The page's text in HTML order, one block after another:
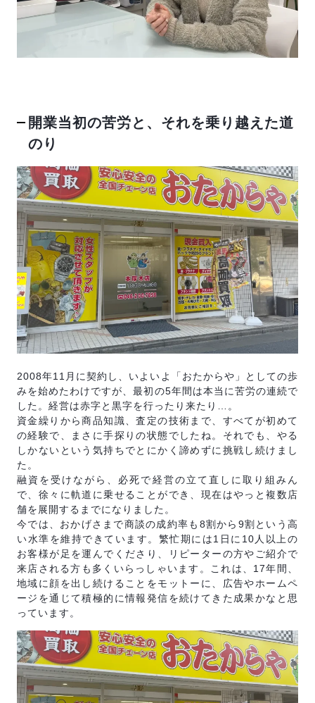
開業当初の苦労と、それを乗り越えた道
のり
2008年11月に契約し、いよいよ「おたからや」としての歩
みを始めたわけですが、最初の5年間は本当に苦労の連続で
した。経営は赤字と黒字を行ったり来たり…。
資金繰りから商品知識、査定の技術まで、すべてが初めて
の経験で、まさに手探りの状態でしたね。それでも、やる
しかないという気持ちでとにかく諦めずに挑戦し続けまし
た。
融資を受けながら、必死で経営の立て直しに取り組みん
で、徐々に軌道に乗せることができ、現在はやっと複数店
舗を展開するまでになりました。
今では、おかげさまで商談の成約率も8割から9割という高
い水準を維持できています。繁忙期には1日に10人以上の
お客様が足を運んでくださり、リピーターの方やご紹介で
来店される方も多くいらっしゃいます。これは、17年間、
地域に顔を出し続けることをモットーに、広告やホームペ
ージを通じて積極的に情報発信を続けてきた成果かなと思
っています。